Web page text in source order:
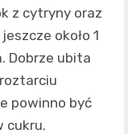
z cytryny oraz
około 1
Dobrze ubita
powinno być
cukru.